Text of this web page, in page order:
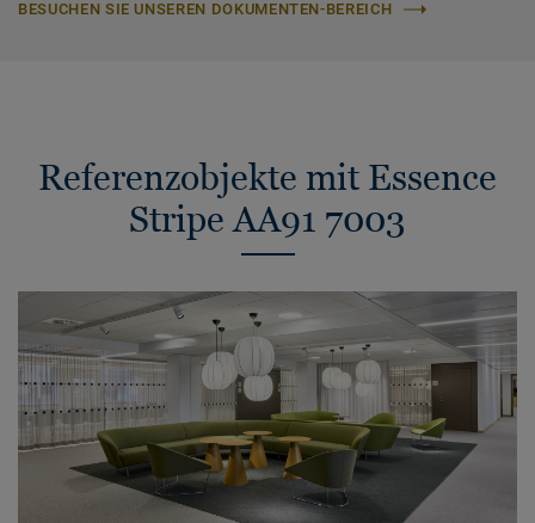
BESUCHEN SIE UNSEREN DOKUMENTEN-BEREICH
Referenzobjekte mit Essence
Stripe AA91 7003